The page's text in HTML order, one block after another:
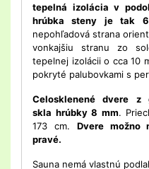
tepelná izolácia v
hrúbka steny je tak
nepohľadová strana
vonkajšiu stranu zo
tepelnej izolácii o cca 10
pokryté palubovkami s
Celosklenené dvere z
skla hrúbky 8 mm.
173 cm. Dvere možno
pravé.
Sauna nemá vlastnú